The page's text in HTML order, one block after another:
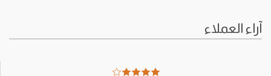
آراء العملاء